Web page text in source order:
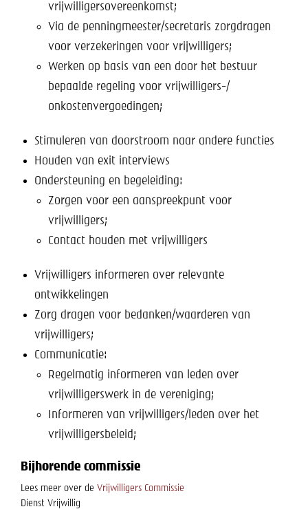
vrijwilligersovereenkomst;
Via de penningmeester/secretaris zorgdragen
voor verzekeringen voor vrijwilligers;
Werken op basis van een door het bestuur
bepaalde regeling voor vrijwilligers-/
onkostenvergoedingen;
Stimuleren van doorstroom naar andere functies
Houden van exit interviews
Ondersteuning en begeleiding:
Zorgen voor een aanspreekpunt voor
vrijwilligers;
Contact houden met vrijwilligers
Vrijwilligers informeren over relevante
ontwikkelingen
Zorg dragen voor bedanken/waarderen van
vrijwilligers;
Communicatie:
Regelmatig informeren van leden over
vrijwilligerswerk in de vereniging;
Informeren van vrijwilligers/leden over het
vrijwilligersbeleid;
Bijhorende commissie
Lees meer over de Vrijwilligers Commissie
Dienst Vrijwillig